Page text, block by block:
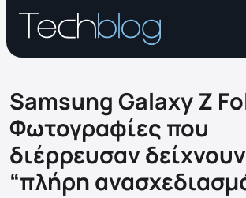
Samsung Galaxy Z
Φωτογραφίες που
διέρρευσαν
“πλήρη